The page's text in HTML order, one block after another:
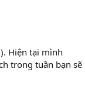
Hiện tại mình
trong tuần bạn sẽ